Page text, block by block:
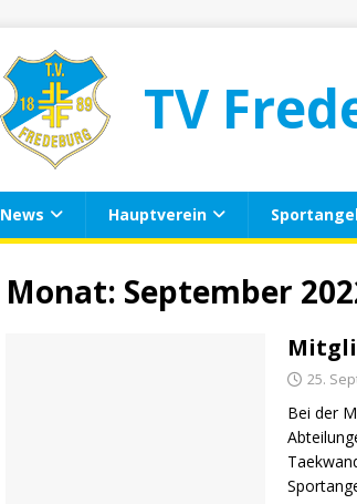
TV
News Hauptverein
Monat: September
25.
Bei der